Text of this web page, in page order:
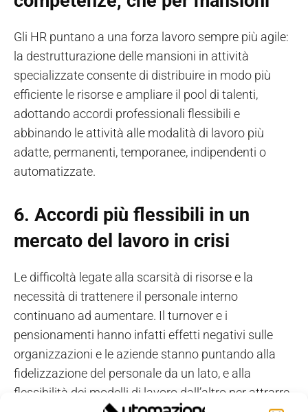
Gli HR puntano a una forza lavoro sempre più agile:
la destrutturazione delle mansioni in attività
specializzate consente di distribuire in modo più
efficiente le risorse e ampliare il pool di talenti,
adottando accordi professionali flessibili e
abbinando le attività alle modalità di lavoro più
adatte, permanenti, temporanee, indipendenti o
automatizzate.
6. Accordi più flessibili in un
mercato del lavoro in crisi
Le difficoltà legate alla scarsità di risorse e la
necessità di trattenere il personale interno
continuano ad aumentare. Il turnover e i
pensionamenti hanno infatti effetti negativi sulle
organizzazioni e le aziende stanno puntando alla
fidelizzazione del personale da un lato, e alla
flessibilità dei modelli di lavoro dall’altro per attrarre